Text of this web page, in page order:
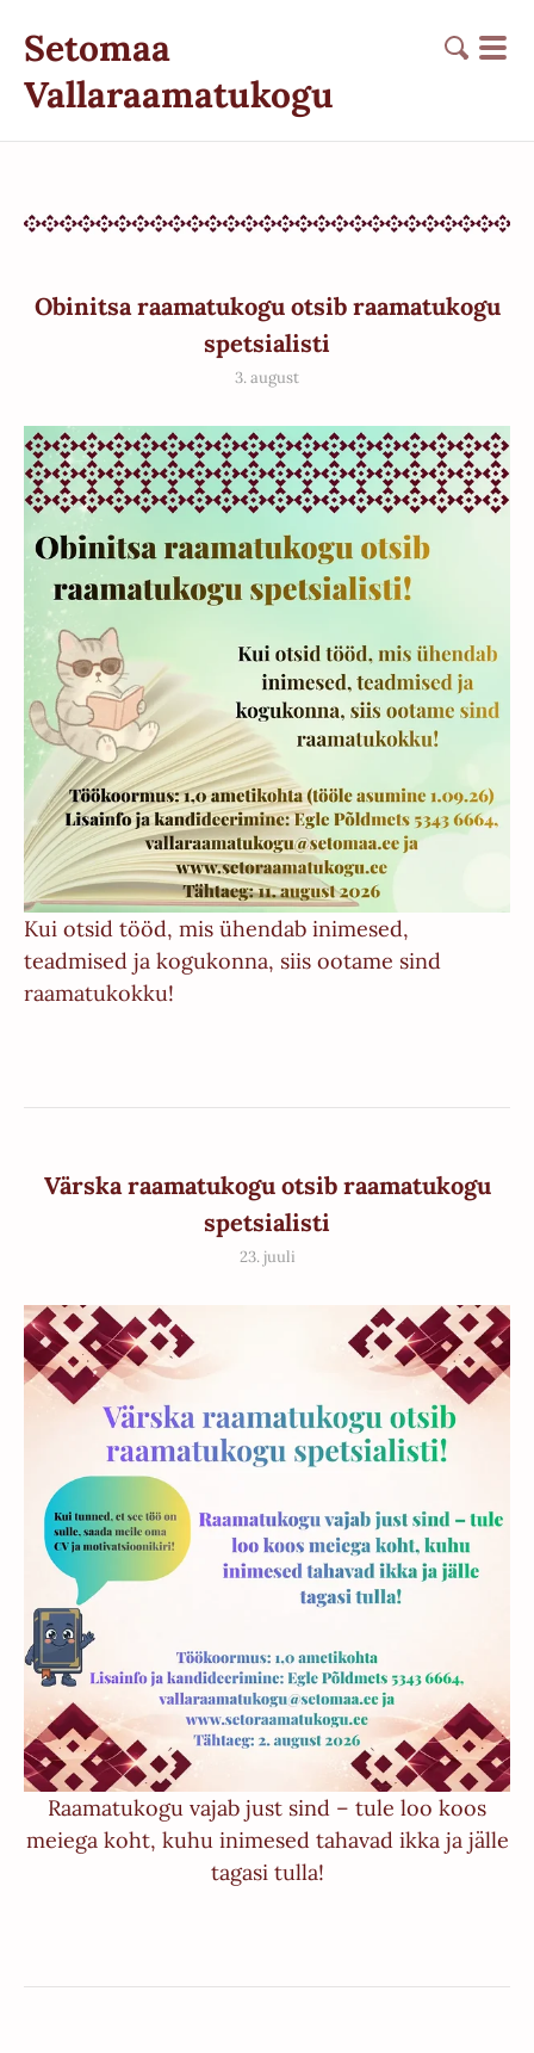
Setomaa
Vallaraamatukogu
Obinitsa raamatukogu otsib raamatukogu
spetsialisti
3. august
Kui otsid tööd, mis ühendab inimesed,
teadmised ja kogukonna, siis ootame sind
raamatukokku!
Värska raamatukogu otsib raamatukogu
spetsialisti
23. juuli
Raamatukogu vajab just sind – tule loo koos
meiega koht, kuhu inimesed tahavad ikka ja jälle
tagasi tulla!